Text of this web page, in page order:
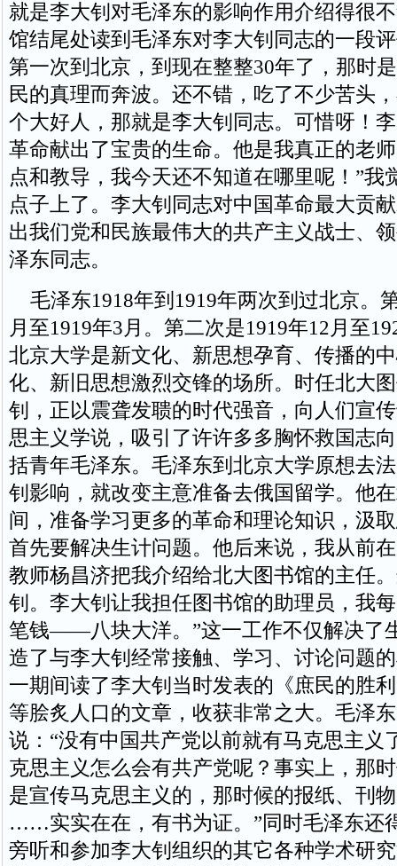
就是李大钊对毛泽东的影响作用介绍得很
馆结尾处读到毛泽东对李大钊同志的一段
第一次到北京，到现在整整30年了，那时
民的真理而奔波。还不错，吃了不少苦头
个大好人，那就是李大钊同志。可惜呀！
革命献出了宝贵的生命。他是我真正的老
点和教导，我今天还不知道在哪里呢！”我
点子上了。李大钊同志对中国革命最大贡
出我们党和民族最伟大的共产主义战士、
泽东同志。
毛泽东1918年到1919年两次到过北京。
月至1919年3月。第二次是1919年12月至
北京大学是新文化、新思想孕育、传播的
化、新旧思想激烈交锋的场所。时任北大
钊，正以震聋发聩的时代强音，向人们宣
思主义学说，吸引了许许多多胸怀救国志
括青年毛泽东。毛泽东到北京大学原想去
钊影响，就改变主意准备去俄国留学。他
间，准备学习更多的革命和理论知识，汲
首先要解决生计问题。他后来说，我从前
教师杨昌济把我介绍给北大图书馆的主任
钊。李大钊让我担任图书馆的助理员，我
笔钱——八块大洋。”这一工作不仅解决了
造了与李大钊经常接触、学习、讨论问题
一期间读了李大钊当时发表的《庶民的胜
等脍炙人口的文章，收获非常之大。毛泽
说：“没有中国共产党以前就有马克思主义
克思主义怎么会有共产党呢？事实上，那
是宣传马克思主义的，那时候的报纸、刊
……实实在在，有书为证。”同时毛泽东还
旁听和参加李大钊组织的其它各种学术研